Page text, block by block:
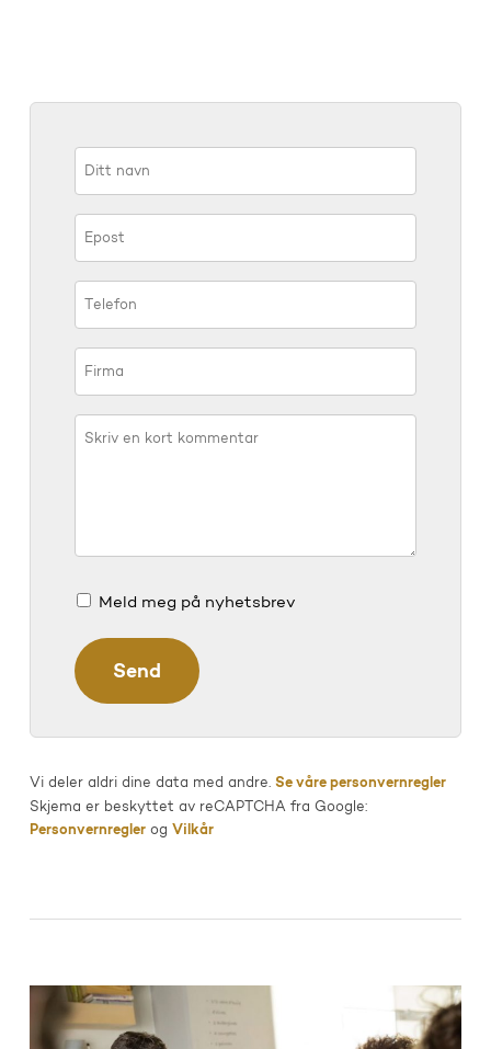
Meld meg på nyhetsbrev
Vi deler aldri dine data med andre. Se våre personvernregler
Skjema er beskyttet av reCAPTCHA fra Google:
Personvernreglerog Vilkår